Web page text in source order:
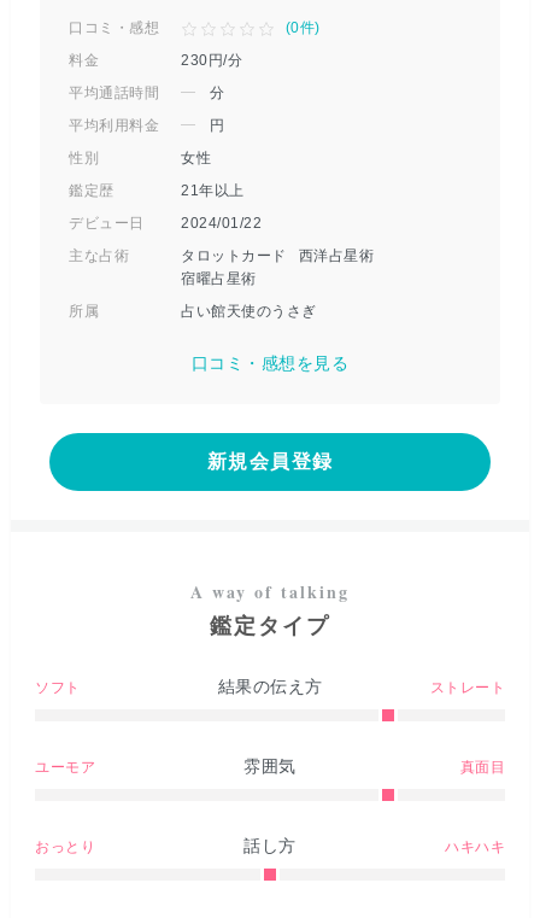
口コミ・感想 (0件)
料金
230 円/分
平均通話時間
分
平均利用料金
円
性別
女性
鑑定歴
21年以上
デビュー日
2024/01/22
主な占術
タロットカード
西洋占星術
宿曜占星術
所属
占い館天使のうさぎ
口コミ・感想を見る
新規会員登録
鑑定タイプ
ソフト 結果の伝え方 ストレート
ユーモア 雰囲気 真面目
おっとり 話し方 ハキハキ